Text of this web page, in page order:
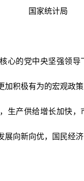
国家统计局
的党中央坚强领导
加积极有为的宏观政
生产供给增长加快
展向新向优，国民经